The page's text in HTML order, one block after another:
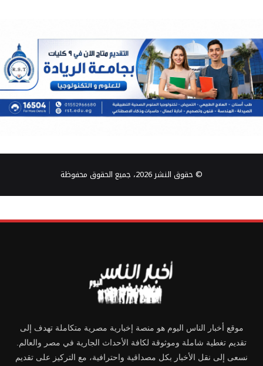
© حقوق النشر 2026، جميع الحقوق محفوظة
موقع أخبار الناس اليوم هو منصة إخبارية مصرية متكاملة تهدف إلى
تقديم تغطية شاملة وموثوقة لكافة الأحداث الجارية في مصر والعالم.
نسعى إلى نقل الأخبار بكل مصداقية واحترافية، مع التركيز على تقديم